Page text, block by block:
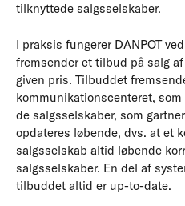
tilknyttede salgsselskaber.
I praksis fungerer DANPOT
fremsender et tilbud på salg
given pris. Tilbuddet
kommunikationscenteret,
de salgsselskaber, som
opdateres løbende, dvs. at et
salgsselskab altid løbende
salgsselskaber. En del af
tilbuddet altid er up-to-date.